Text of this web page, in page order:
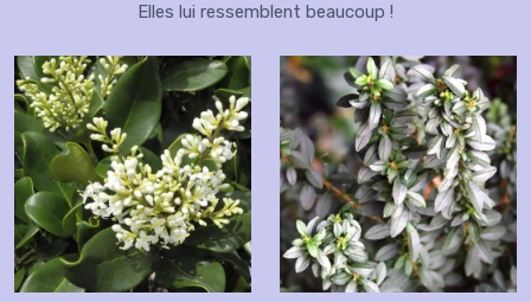
Elles lui ressemblent beaucoup !